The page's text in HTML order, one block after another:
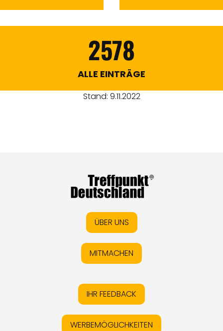
2578
ALLE EINTRÄGE
Stand: 9.11.2022
ÜBER UNS
MITMACHEN
IHR FEEDBACK
WERBEMÖGLICHKEITEN